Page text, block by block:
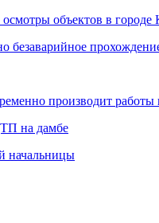
объектов в городе
производит работы
на дамбе
начальницы